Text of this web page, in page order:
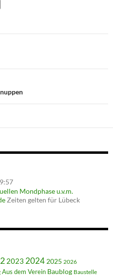
Zeiten gelten für Lübeck
2023 2024 2025 2026
Aus dem Verein Baublog Baustelle